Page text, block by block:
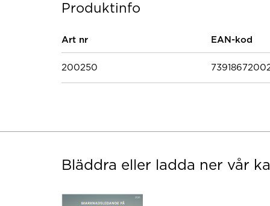
Produktinfo
Art nr EAN-kod
200250
Bläddra eller ladda ner vår